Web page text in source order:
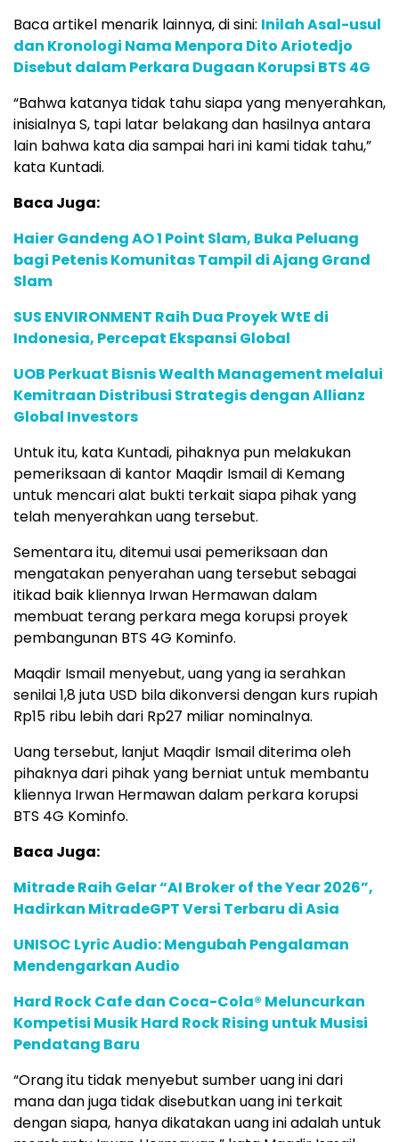
Baca artikel menarik lainnya, di sini: Inilah Asal-usul
dan Kronologi Nama Menpora Dito Ariotedjo
Disebut dalam Perkara Dugaan Korupsi BTS 4G
“Bahwa katanya tidak tahu siapa yang menyerahkan,
inisialnya S, tapi latar belakang dan hasilnya antara
lain bahwa kata dia sampai hari ini kami tidak tahu,”
kata Kuntadi.
Baca Juga:
Haier Gandeng AO 1 Point Slam, Buka Peluang
bagi Petenis Komunitas Tampil di Ajang Grand
Slam
SUS ENVIRONMENT Raih Dua Proyek WtE di
Indonesia, Percepat Ekspansi Global
UOB Perkuat Bisnis Wealth Management melalui
Kemitraan Distribusi Strategis dengan Allianz
Global Investors
Untuk itu, kata Kuntadi, pihaknya pun melakukan
pemeriksaan di kantor Maqdir Ismail di Kemang
untuk mencari alat bukti terkait siapa pihak yang
telah menyerahkan uang tersebut.
Sementara itu, ditemui usai pemeriksaan dan
mengatakan penyerahan uang tersebut sebagai
itikad baik kliennya Irwan Hermawan dalam
membuat terang perkara mega korupsi proyek
pembangunan BTS 4G Kominfo.
Maqdir Ismail menyebut, uang yang ia serahkan
senilai 1,8 juta USD bila dikonversi dengan kurs rupiah
Rp15 ribu lebih dari Rp27 miliar nominalnya.
Uang tersebut, lanjut Maqdir Ismail diterima oleh
pihaknya dari pihak yang berniat untuk membantu
kliennya Irwan Hermawan dalam perkara korupsi
BTS 4G Kominfo.
Baca Juga:
Mitrade Raih Gelar “AI Broker of the Year 2026”,
Hadirkan MitradeGPT Versi Terbaru di Asia
UNISOC Lyric Audio: Mengubah Pengalaman
Mendengarkan Audio
Hard Rock Cafe dan Coca-Cola® Meluncurkan
Kompetisi Musik Hard Rock Rising untuk Musisi
Pendatang Baru
“Orang itu tidak menyebut sumber uang ini dari
mana dan juga tidak disebutkan uang ini terkait
dengan siapa, hanya dikatakan uang ini adalah untuk